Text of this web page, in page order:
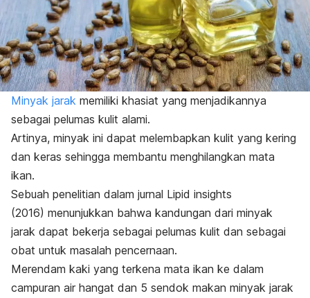
Minyak jarak memiliki khasiat yang menjadikannya
sebagai pelumas kulit alami.
Artinya, minyak ini dapat melembapkan kulit yang kering
dan keras sehingga membantu menghilangkan mata
ikan.
Sebuah penelitian dalam jurnal Lipid insights
(2016) menunjukkan bahwa kandungan dari minyak
jarak dapat bekerja sebagai pelumas kulit dan sebagai
obat untuk masalah pencernaan.
Merendam kaki yang terkena mata ikan ke dalam
campuran air hangat dan 5 sendok makan minyak jarak